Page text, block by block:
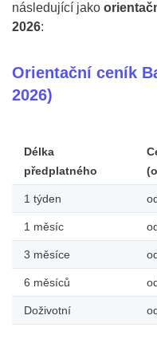
následující jako
2026:
Orientační ceník
2026)
Délka
předplatného
1 týden
1 měsíc
3 měsíce
6 měsíců
Doživotní